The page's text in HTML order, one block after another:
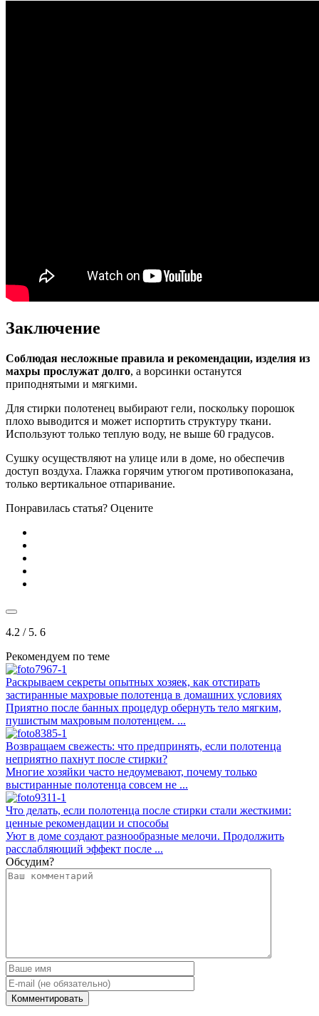
Заключение
Соблюдая несложные правила и рекомендации, изделия из
махры прослужат долго, а ворсинки останутся
приподнятыми и мягкими.
Для стирки полотенец выбирают гели, поскольку порошок
плохо выводится и может испортить структуру ткани.
Используют только теплую воду, не выше 60 градусов.
Сушку осуществляют на улице или в доме, но обеспечив
доступ воздуха. Глажка горячим утюгом противопоказана,
только вертикальное отпаривание.
Понравилась статья? Оцените
4.2 / 5. 6
Рекомендуем по теме
Раскрываем секреты опытных хозяек, как отстирать
застиранные махровые полотенца в домашних условиях
Приятно после банных процедур обернуть тело мягким,
пушистым махровым полотенцем. ...
Возвращаем свежесть: что предпринять, если полотенца
неприятно пахнут после стирки?
Многие хозяйки часто недоумевают, почему только
выстиранные полотенца совсем не ...
Что делать, если полотенца после стирки стали жесткими:
ценные рекомендации и способы
Уют в доме создают разнообразные мелочи. Продолжить
расслабляющий эффект после ...
Обсудим?